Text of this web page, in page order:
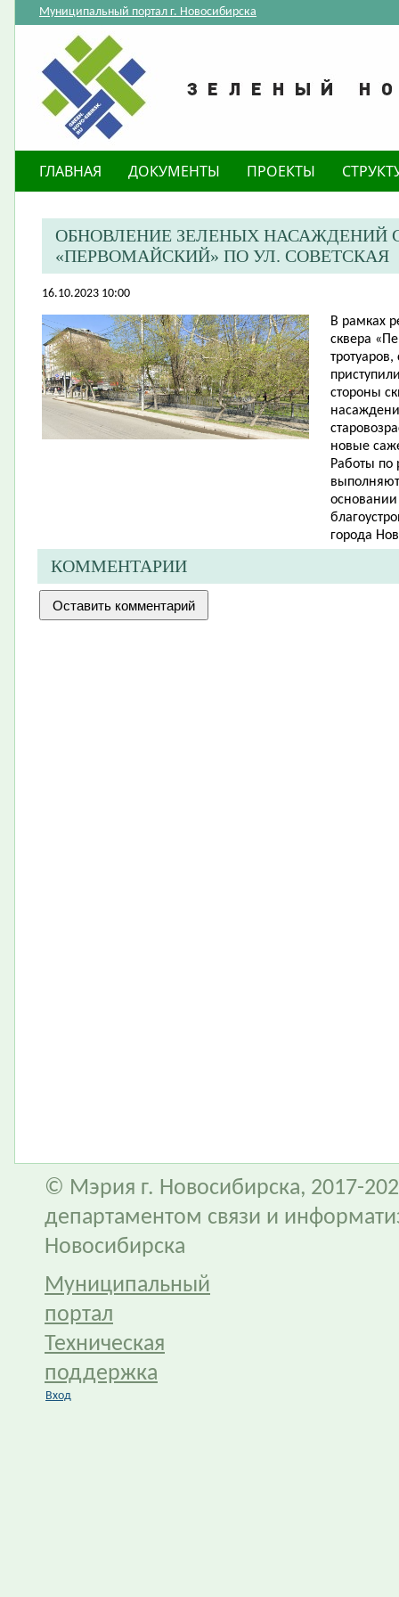
Муниципальный портал г. Новосибирска
ГЛАВНАЯ ДОКУМЕНТЫ ПРОЕКТЫ
ОБНОВЛЕНИЕ ЗЕЛЕНЫХ НАСАЖДЕНИЙ
«ПЕРВОМАЙСКИЙ» ПО УЛ. СОВЕТСКАЯ
16.10.2023 10:00
​В рамках
сквера
стороны
новые
Работы по
города
КОММЕНТАРИИ
© Мэрия г. Новосибирска, 2017-
департаментом связи и
Новосибирска
Муниципальный
портал
Техническая
поддержка
Вход